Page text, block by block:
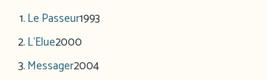
Le Passeur1993
L’Elue2000
Messager2004